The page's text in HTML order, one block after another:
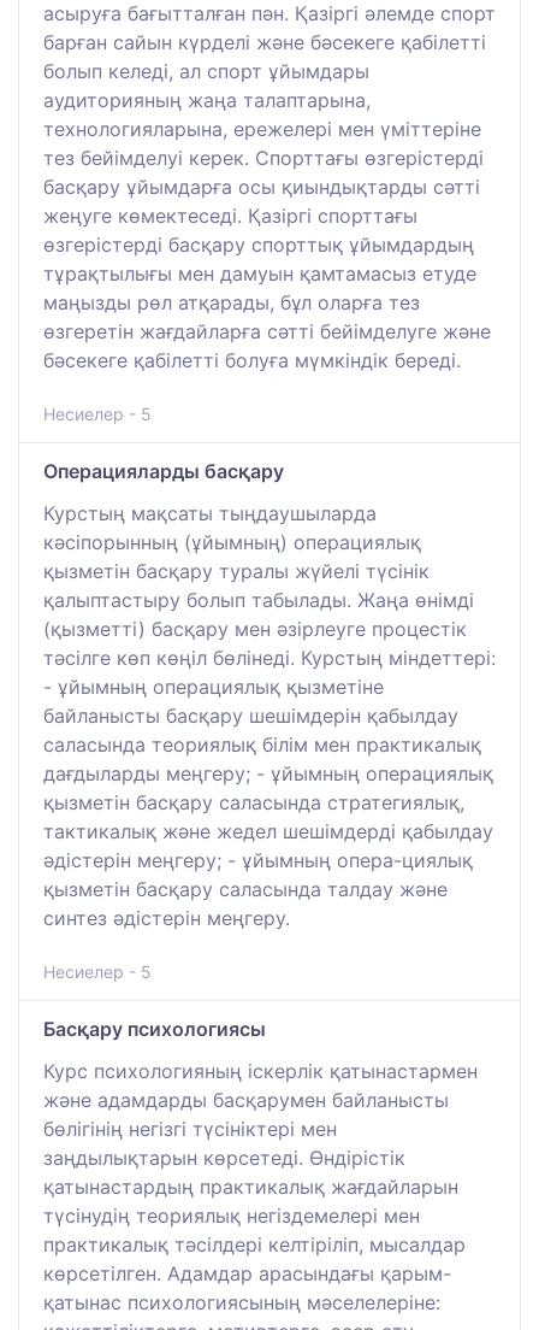
асыруға бағытталған пән. Қазіргі әлемде спорт
барған сайын күрделі және бәсекеге қабілетті
болып келеді, ал спорт ұйымдары
аудиторияның жаңа талаптарына,
технологияларына, ережелері мен үміттеріне
тез бейімделуі керек. Спорттағы өзгерістерді
басқару ұйымдарға осы қиындықтарды сәтті
жеңуге көмектеседі. Қазіргі спорттағы
өзгерістерді басқару спорттық ұйымдардың
тұрақтылығы мен дамуын қамтамасыз етуде
маңызды рөл атқарады, бұл оларға тез
өзгеретін жағдайларға сәтті бейімделуге және
бәсекеге қабілетті болуға мүмкіндік береді.
Несиелер - 5
Операцияларды басқару
Курстың мақсаты тыңдаушыларда
кәсіпорынның (ұйымның) операциялық
қызметін басқару туралы жүйелі түсінік
қалыптастыру болып табылады. Жаңа өнімді
(қызметті) басқару мен әзірлеуге процестік
тәсілге көп көңіл бөлінеді. Курстың міндеттері:
- ұйымның операциялық қызметіне
байланысты басқару шешімдерін қабылдау
саласында теориялық білім мен практикалық
дағдыларды меңгеру; - ұйымның операциялық
қызметін басқару саласында стратегиялық,
тактикалық және жедел шешімдерді қабылдау
әдістерін меңгеру; - ұйымның опера-циялық
қызметін басқару саласында талдау және
синтез әдістерін меңгеру.
Несиелер - 5
Басқару психологиясы
Курс психологияның іскерлік қатынастармен
және адамдарды басқарумен байланысты
бөлігінің негізгі түсініктері мен
заңдылықтарын көрсетеді. Өндірістік
қатынастардың практикалық жағдайларын
түсінудің теориялық негіздемелері мен
практикалық тәсілдері келтіріліп, мысалдар
көрсетілген. Адамдар арасындағы қарым-
қатынас психологиясының мәселелеріне: